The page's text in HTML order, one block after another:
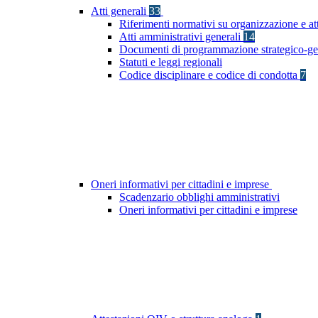
Atti generali 33
Riferimenti normativi su organizzazione e
Atti amministrativi generali 14
Documenti di programmazione strategico-
Statuti e leggi regionali
Codice disciplinare e codice di condotta 7
Oneri informativi per cittadini e imprese
Scadenzario obblighi amministrativi
Oneri informativi per cittadini e imprese